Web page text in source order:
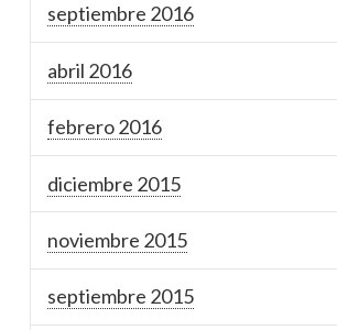
septiembre 2016
abril 2016
febrero 2016
diciembre 2015
noviembre 2015
septiembre 2015